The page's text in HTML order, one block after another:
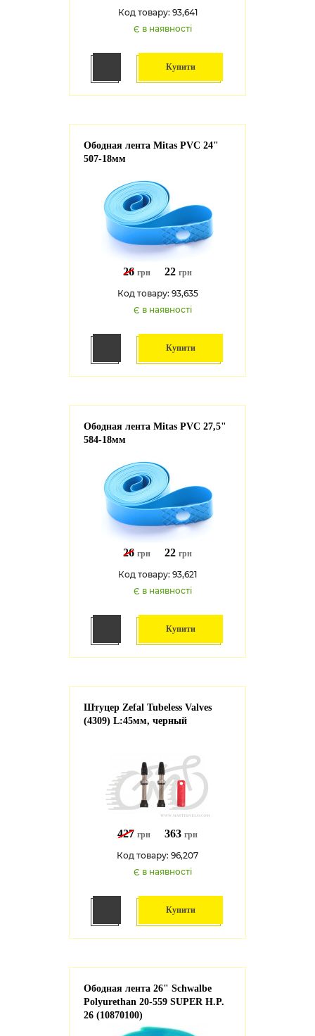
Код товару: 93,641
Є в наявності
Купити
Ободная лента Mitas PVC 24"
507-18мм
26 грн 22 грн
Код товару: 93,635
Є в наявності
Купити
Ободная лента Mitas PVC 27,5"
584-18мм
26 грн 22 грн
Код товару: 93,621
Є в наявності
Купити
Штуцер Zefal Tubeless Valves
(4309) L:45мм, черный
427 грн 363 грн
Код товару: 96,207
Є в наявності
Купити
Ободная лента 26" Schwalbe
Polyurethan 20-559 SUPER H.P.
26 (10870100)